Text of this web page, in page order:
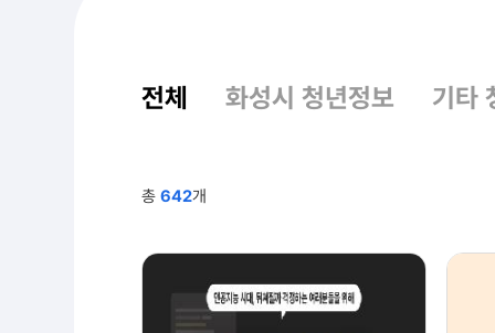
전체 화성시 청년정보 기타
총 642개